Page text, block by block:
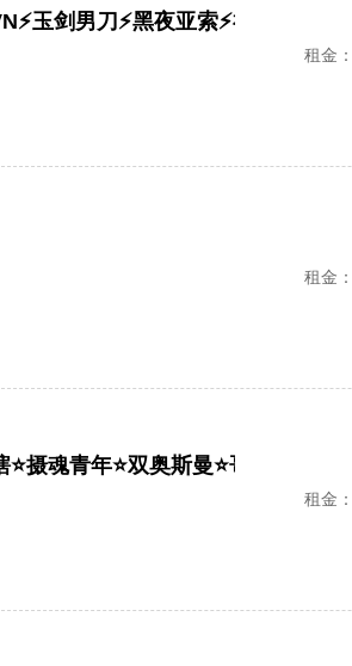
玉剑男刀⚡黑夜亚索⚡神王西部魔影
租金：
租金：
租金：